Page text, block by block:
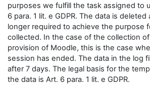
purposes we fulfill the task assigned to
6 para. 1 lit. e GDPR. The data is
longer required to achieve the purpose
collected. In the case of the collection
provision of Moodle, this is the case
session has ended. The data in the log
after 7 days. The legal basis for the
the data is Art. 6 para. 1 lit. e GDPR.